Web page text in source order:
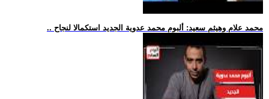
.. محمد علام وهيثم سعيد: ألبوم محمد عدوية الجديد استكمالا لنجاح